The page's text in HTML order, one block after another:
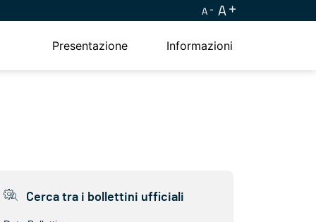
A A
Presentazione Informazioni
Cerca tra i bollettini ufficiali